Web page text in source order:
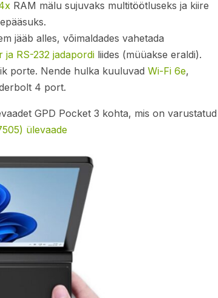
RAM mälu sujuvaks multitöötluseks ja kiire
jääb alles, võimaldades vahetada
RS-232 jadapordi liides (müüakse eraldi).
porte. Nende hulka kuuluvad Wi-Fi 6e,
4 port.
GPD Pocket 3 kohta, mis on varustatud
ülevaade